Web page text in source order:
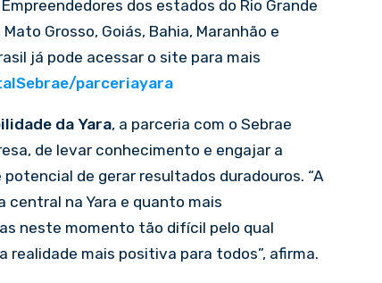
dos estados do Rio Grande
Grosso, Goiás, Bahia, Maranhão e
já pode acessar o site para mais
parceriayara
da Yara, a parceria com o Sebrae
de levar conhecimento e engajar a
de gerar resultados duradouros. “A
na Yara e quanto mais
neste momento tão difícil pelo qual
mais positiva para todos”, afirma.